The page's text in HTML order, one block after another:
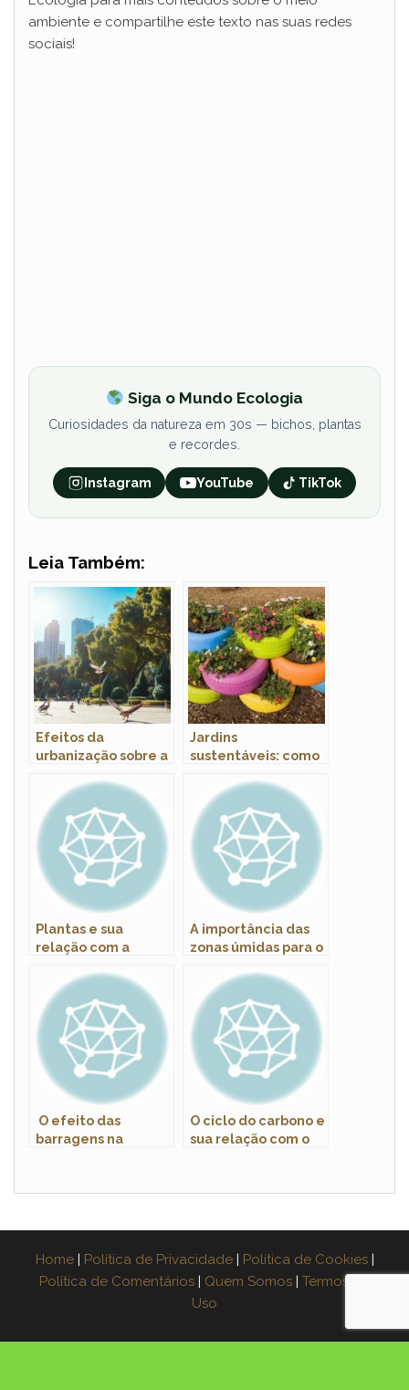
ambiente e compartilhe este texto nas suas redes
sociais!
Siga o Mundo Ecologia
Curiosidades da natureza em 30s — bichos, plantas
e recordes.
Instagram YouTube TikTok
Leia Também:
Efeitos da
urbanização sobre a
Jardins
sustentáveis: como
nativas
Plantas e sua
relação com a
e da água
A importância das
zonas úmidas para o
O efeito das
barragens na
O ciclo do carbono e
sua relação com o
Home | Política de Privacidade | Política de Cookies |
Política de Comentários | Quem Somos | Termos de
Uso